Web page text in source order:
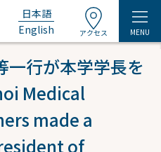
日本語
English
アクセス MENU
一行が本学学長を
Medical
made a
of